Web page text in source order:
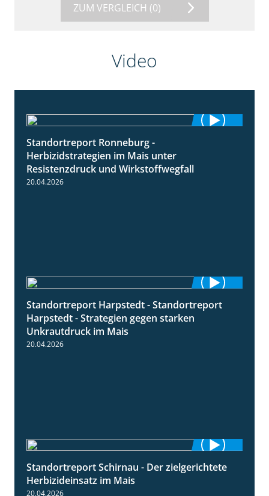
ZUM VERGLEICH (0)
Video
Standortreport Ronneburg -
Herbizidstrategien im Mais unter
Resistenzdruck und Wirkstoffwegfall
20.04.2026
9:11
Standortreport Harpstedt - Standortreport
Harpstedt - Strategien gegen starken
Unkrautdruck im Mais
20.04.2026
9:27
Standortreport Schirnau - Der zielgerichtete
Herbizideinsatz im Mais
20.04.2026